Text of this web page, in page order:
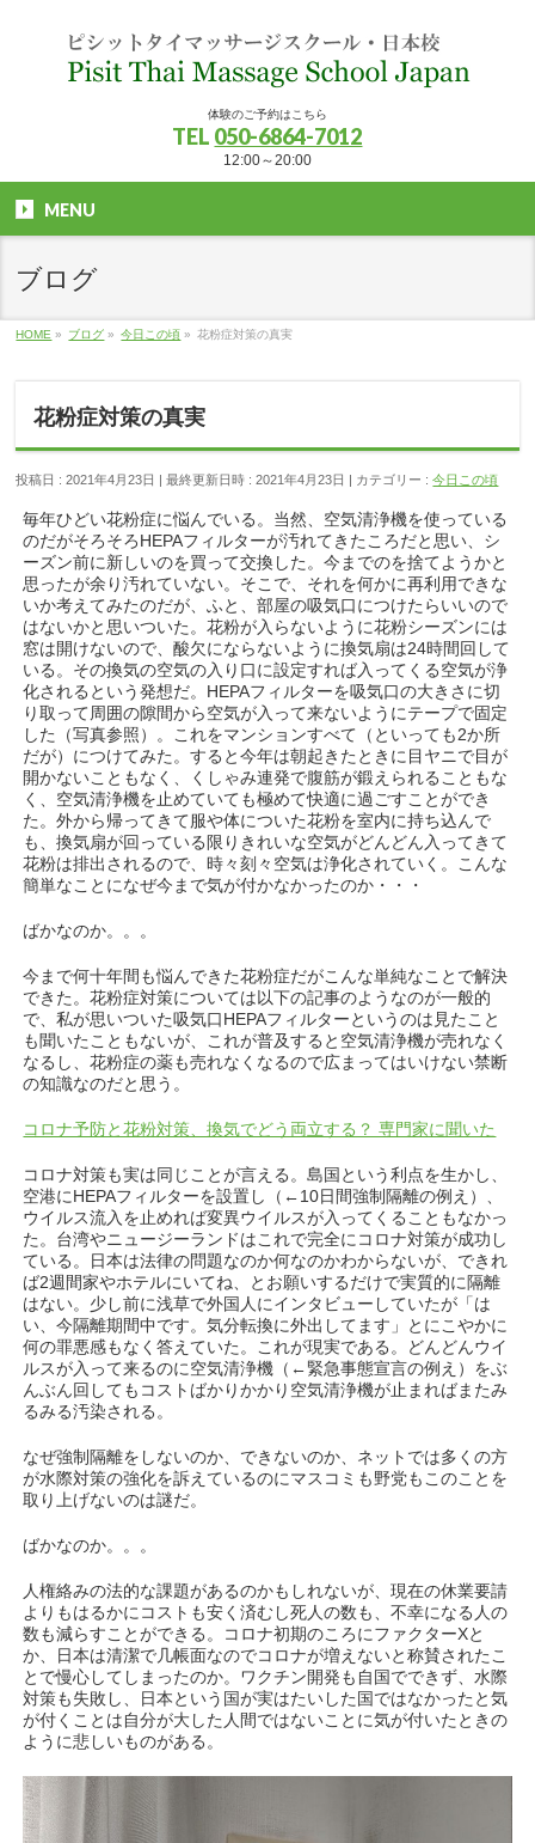
体験のご予約はこちら
TEL 050-6864-7012
12:00～20:00
MENU
ブログ
HOME » ブログ » 今日この頃 » 花粉症対策の真実
花粉症対策の真実
投稿日 : 2021年4月23日 最終更新日時 : 2021年4月23日 カテゴリー :今日この頃
毎年ひどい花粉症に悩んでいる。当然、空気清浄機を使っている
のだがそろそろHEPAフィルターが汚れてきたころだと思い、シ
ーズン前に新しいのを買って交換した。今までのを捨てようかと
思ったが余り汚れていない。そこで、それを何かに再利用できな
いか考えてみたのだが、ふと、部屋の吸気口につけたらいいので
はないかと思いついた。花粉が入らないように花粉シーズンには
窓は開けないので、酸欠にならないように換気扇は24時間回して
いる。その換気の空気の入り口に設定すれば入ってくる空気が浄
化されるという発想だ。HEPAフィルターを吸気口の大きさに切
り取って周囲の隙間から空気が入って来ないようにテープで固定
した（写真参照）。これをマンションすべて（といっても2か所
だが）につけてみた。すると今年は朝起きたときに目ヤニで目が
開かないこともなく、くしゃみ連発で腹筋が鍛えられることもな
く、空気清浄機を止めていても極めて快適に過ごすことができ
た。外から帰ってきて服や体についた花粉を室内に持ち込んで
も、換気扇が回っている限りきれいな空気がどんどん入ってきて
花粉は排出されるので、時々刻々空気は浄化されていく。こんな
簡単なことになぜ今まで気が付かなかったのか・・・
ばかなのか。。。
今まで何十年間も悩んできた花粉症だがこんな単純なことで解決
できた。花粉症対策については以下の記事のようなのが一般的
で、私が思いついた吸気口HEPAフィルターというのは見たこと
も聞いたこともないが、これが普及すると空気清浄機が売れなく
なるし、花粉症の薬も売れなくなるので広まってはいけない禁断
の知識なのだと思う。
コロナ予防と花粉対策、換気でどう両立する？ 専門家に聞いた
コロナ対策も実は同じことが言える。島国という利点を生かし、
空港にHEPAフィルターを設置し（←10日間強制隔離の例え）、
ウイルス流入を止めれば変異ウイルスが入ってくることもなかっ
た。台湾やニュージーランドはこれで完全にコロナ対策が成功し
ている。日本は法律の問題なのか何なのかわからないが、できれ
ば2週間家やホテルにいてね、とお願いするだけで実質的に隔離
はない。少し前に浅草で外国人にインタビューしていたが「は
い、今隔離期間中です。気分転換に外出してます」とにこやかに
何の罪悪感もなく答えていた。これが現実である。どんどんウイ
ルスが入って来るのに空気清浄機（←緊急事態宣言の例え）をぶ
んぶん回してもコストばかりかかり空気清浄機が止まればまたみ
るみる汚染される。
なぜ強制隔離をしないのか、できないのか、ネットでは多くの方
が水際対策の強化を訴えているのにマスコミも野党もこのことを
取り上げないのは謎だ。
ばかなのか。。。
人権絡みの法的な課題があるのかもしれないが、現在の休業要請
よりもはるかにコストも安く済むし死人の数も、不幸になる人の
数も減らすことができる。コロナ初期のころにファクターXと
か、日本は清潔で几帳面なのでコロナが増えないと称賛されたこ
とで慢心してしまったのか。ワクチン開発も自国でできず、水際
対策も失敗し、日本という国が実はたいした国ではなかったと気
が付くことは自分が大した人間ではないことに気が付いたときの
ように悲しいものがある。